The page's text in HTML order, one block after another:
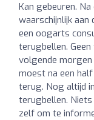
Kan gebeuren.
waarschijnlijk
een oogarts
terugbellen.
volgende morgen
moest na een
terug. Nog altijd
terugbellen.
zelf om te